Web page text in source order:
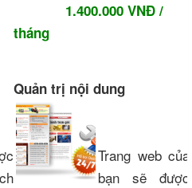
1.400.000 VNĐ /
tháng
Quản trị nội dung
Trang web của
bạn sẽ được